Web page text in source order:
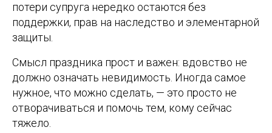
потери супруга нередко остаются без
поддержки, прав на наследство и элементарной
защиты.
Смысл праздника прост и важен: вдовство не
должно означать невидимость. Иногда самое
нужное, что можно сделать, — это просто не
отворачиваться и помочь тем, кому сейчас
тяжело.